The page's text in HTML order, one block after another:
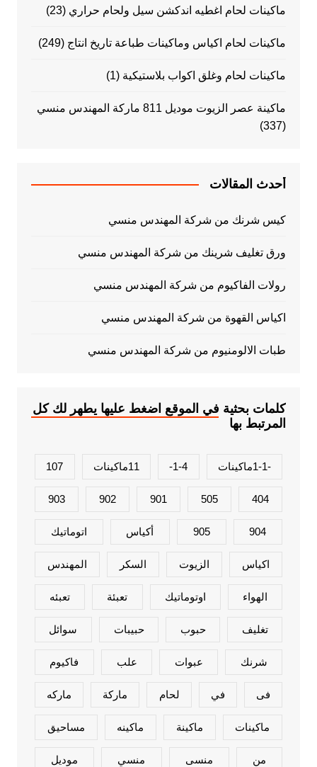
ماكينات لحام اغطيه اندكشن سيل ولحام حراري (23)
ماكينات لحام اكياس وماكينات طباعة تاريخ انتاج (249)
ماكينات لحام وغلق اكواب بلاستيكية (1)
ماكينة عصر الزيوت موديل 811 ماركة المهندس منسي
(337)
أحدث المقالات
كيس شرنك من شركة المهندس منسي
ورق تغليف شرينك من شركة المهندس منسي
رولات الفاكيوم من شركة المهندس منسي
اكياس القهوة من شركة المهندس منسي
طبات الالومنيوم من شركة المهندس منسي
كلمات بحثية في الموقع اضغط عليها يطهر لك كل
المرتبط بها
-1-1ماكينات 1-4- 11ماكينات 107
404
505
901
902
903
904
905 أكياس اتوماتيك
اكياس الزيوت السكر المهندس
الهواء اوتوماتيك تعبئة تعبئه
تغليف حبوب حبيبات سوائل
شرنك عبوات علب فاكيوم
فى في لحام ماركة ماركه
ماكينات ماكينة ماكينه مساحيق
من منسى منسي موديل